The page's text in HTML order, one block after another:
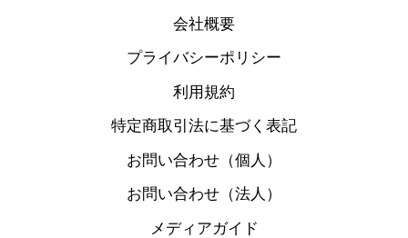
会社概要
プライバシーポリシー
利用規約
特定商取引法に基づく表記
お問い合わせ（個人）
お問い合わせ（法人）
メディアガイド